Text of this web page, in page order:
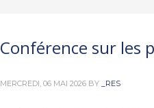
Conférence sur les
MERCREDI, 06 MAI 2026 BY _RES